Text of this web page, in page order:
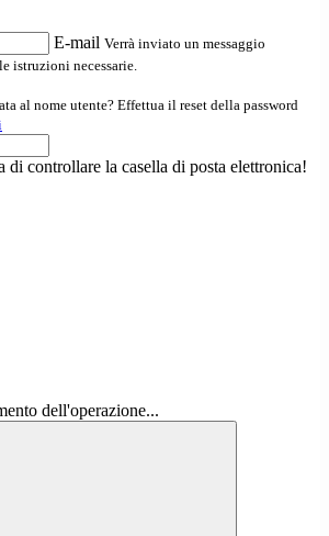
E-mail Verrà inviato un messaggio
istruzioni necessarie.
al nome utente? Effettua il reset della password
di controllare la casella di posta elettronica!
dell'operazione...